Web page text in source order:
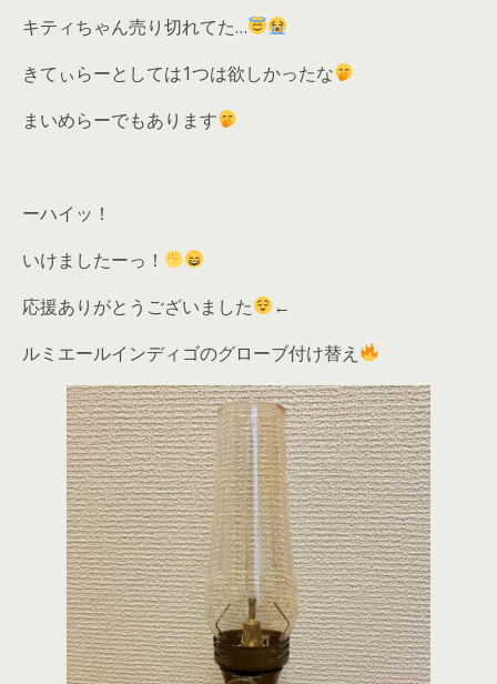
キティちゃん売り切れてた…
きてぃらーとしては1つは欲しかったな
まいめらーでもあります
ーハイッ！
いけましたーっ！
応援ありがとうございました
←
ルミエールインディゴのグローブ付け替え